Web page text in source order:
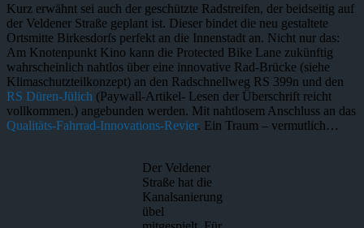
Kurz erwähnt sei auch der geschützte Radstreifen, der beidseitig auf
der Veldener Straße geplant ist. Dieser bindet die neu gestaltete
Ortsmitte Birkesdorfs perfekt an die Innenstadt an. Nicht nur das:
Am Knotenpunkt Kino kann die Protected Bike Lane zukünftig
wahrscheinlich nahtlos über eine innovative Rad-Brücke (siehe
Klimaschutzteilkonzept) an den Radschnellweg RS 399n und den
RS Düren-Jülich (Paywall-Artikel- Lesen der Überschrift reicht
vollkommen.) angebunden werden. Mit nahtlosem Anschluss an das
Qualitäts-Fahrrad-Innovations-Revier. Ein Traum – vermutlich…
Der Veldener
Straße hat die
Kanalsanierung
übel